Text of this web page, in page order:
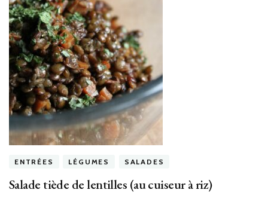
ENTRÉES LÉGUMES SALADES
Salade tiède de lentilles (au cuiseur à riz)